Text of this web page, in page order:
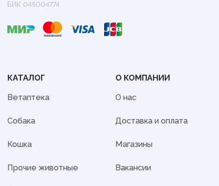
БИК 045004774
КАТАЛОГ
Ветаптека
Собака
Кошка
Прочие животные
О КОМПАНИИ
О нас
Доставка и оплата
Магазины
Вакансии